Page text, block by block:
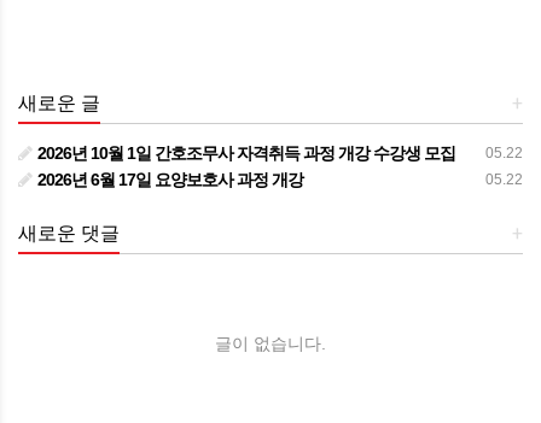
+
새로운 글
05.22
2026년 10월 1일 간호조무사 자격취득 과정 개강 수강생 모집
05.22
2026년 6월 17일 요양보호사 과정 개강
+
새로운 댓글
글이 없습니다.